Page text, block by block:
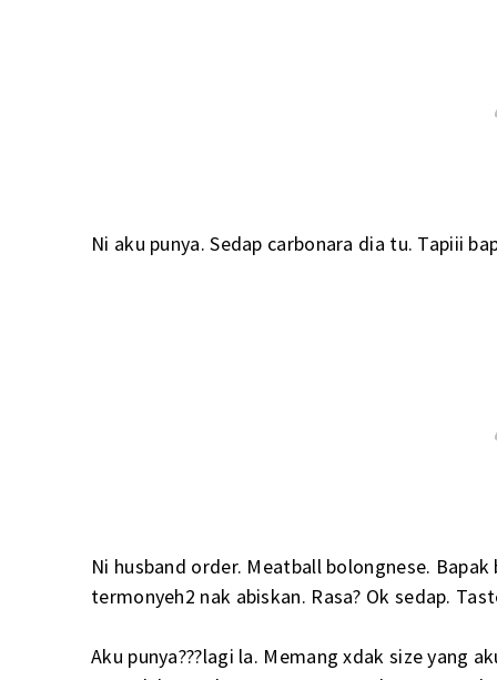
Ni aku punya. Sedap carbonara dia tu. Tapiii
Ni husband order. Meatball bolongnese.
termonyeh2 nak abiskan. Rasa? Ok sedap.
Aku punya???lagi la. Memang xdak size yang